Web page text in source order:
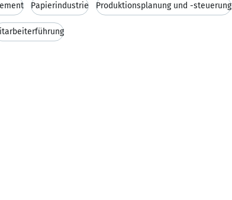
Papierindustrie Produktionsplanung und -steuerung